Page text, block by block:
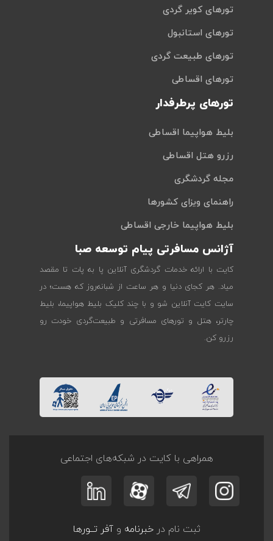
تورهای کویر گردی
تورهای استانبول
تورهای طبیعت گردی
تورهای اقساطی
تورهای پرطرفدار
بلیط هواپیما اقساطی
رزرو هتل اقساطی
مجله گردشگری
راهنمای ویزای کشورها
بلیط هواپیما خارجی اقساطی
آژانس مسافرتی پیام توسعه صبا
کایت با ارائه خدمات گردشگری آنلاین پا به پات تا مقصد
میاد. هر کجای دنیا و هر ساعت از شبانه‌روز که هست؛ در
سایت کایت آنلاین شو و با چند کلیک بلیط هواپیما، بلیط
چارتر، هتل و تورهای مسافرتی و طبیعت‌گردی خودت رو
رزرو کن.
همراهی با کایت در شبکه‌های اجتماعی
ثبت نام درخبرنامه وآفر تــورها